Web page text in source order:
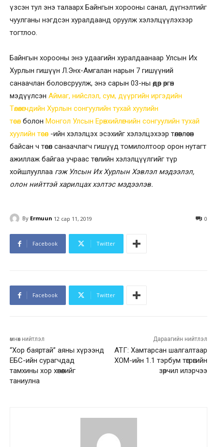
үзсэн тул энэ талаарх Байнгын хорооны санал, дүгнэлтийг
чуулганы нэгдсэн хуралдаанд оруулж хэлэлцүүлэхээр
тогтлоо.
Байнгын хорооны энэ удаагийн хуралдаанаар Улсын Их
Хурлын гишүүн Л.Энх-Амгалан нарын 7 гишүүний
санаачлан боловсруулж, энэ сарын 03-ны өдөр өргөн
мэдүүлсэн Аймаг, нийслэл, сум, дүүргийн иргэдийн
Төлөөлөгчдийн Хурлын сонгуулийн тухай хуулийн
төсөл болон Монгол Улсын Ерөнхийлөгчийн сонгуулийн тухай
хуулийн төсөл -ийн хэлэлцэх эсэхийг хэлэлцэхээр төлөвлөсөн
байсан ч төсөл санаачлагч гишүүд томилолтоор орон нутагт
ажиллаж байгаа учраас төслийн хэлэлцүүлгийг түр
хойшлууллаа гэж Улсын Их Хурлын Хэвлэл мэдээлэл,
олон нийттэй харилцах хэлтэс мэдээлэв.
By Ermuun 12 сар 11, 2019 0
Facebook Twitter
Facebook Twitter
өмнөх нийтлэл
“Хор баяртай” аяны хүрээнд
ЕБС-ийн сурагчдад
тамхины хор хөнөөлийг
таниулна
Дараагийн нийтлэл
АТГ: Хамтарсан шалгалтаар
ХОМ-ийн 1.1 тэрбум төгрөгийн
зөрчил илэрчээ